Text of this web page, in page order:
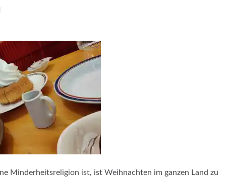
Minderheitsreligion ist, ist Weihnachten im ganzen Land zu